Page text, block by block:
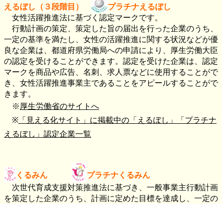
えるぼし（３段階目）
プラチナえるぼし
女性活躍推進法に基づく認定マークです。
行動計画の策定、策定した旨の届出を行った企業のうち、
一定の基準を満たし、女性の活躍推進に関する状況などが優
良な企業は、都道府県労働局への申請により、厚生労働大臣
の認定を受けることができます。認定を受けた企業は、認定
マークを商品や広告、名刺、求人票などに使用することがで
き、女性活躍推進事業主であることをアピールすることがで
きます。
※ 厚生労働省のサイトへ
※ 「見える化サイト」に掲載中の「えるぼし」「プラチナ
えるぼし」認定企業一覧
くるみん
プラチナくるみん
次世代育成支援対策推進法に基づき、一般事業主行動計画
を策定した企業のうち、計画に定めた目標を達成し、一定の